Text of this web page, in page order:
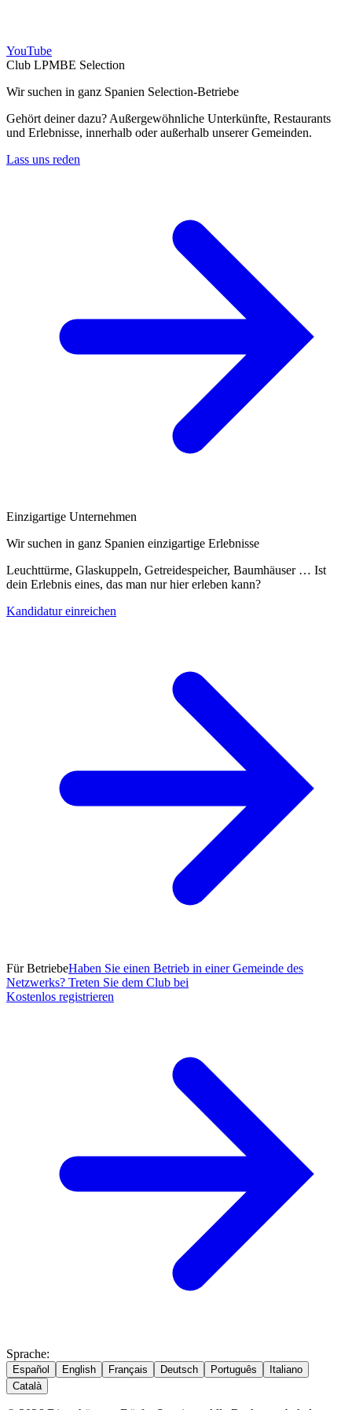
YouTube
Club LPMBE Selection
Wir suchen in ganz Spanien Selection-Betriebe
Gehört deiner dazu? Außergewöhnliche Unterkünfte, Restaurants
und Erlebnisse, innerhalb oder außerhalb unserer Gemeinden.
Lass uns reden
Einzigartige Unternehmen
Wir suchen in ganz Spanien einzigartige Erlebnisse
Leuchttürme, Glaskuppeln, Getreidespeicher, Baumhäuser … Ist
dein Erlebnis eines, das man nur hier erleben kann?
Kandidatur einreichen
Für BetriebeHaben Sie einen Betrieb in einer Gemeinde des
Netzwerks? Treten Sie dem Club bei
Kostenlos registrieren
Sprache:
Español English Français Deutsch Português
Italiano
Català